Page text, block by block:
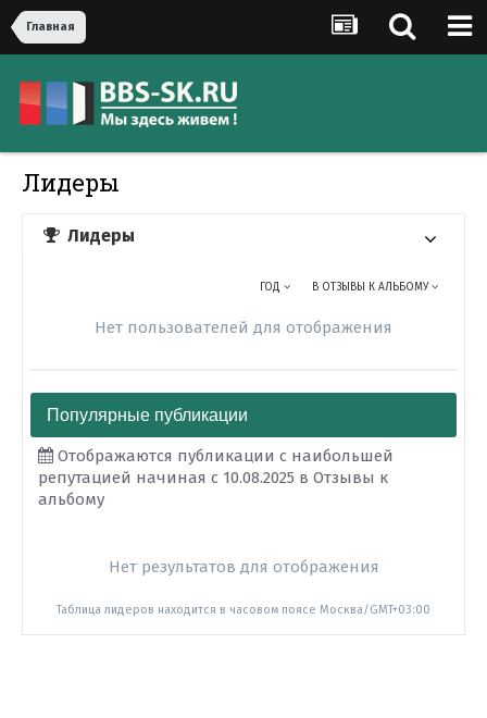
Главная
Лидеры
Лидеры
В ОТЗЫВЫ К АЛЬБОМУ
ГОД
Нет пользователей для отображения
Популярные публикации
Отображаются публикации с наибольшей
репутацией начиная с 10.08.2025 в Отзывы к
альбому
Нет результатов для отображения
Таблица лидеров находится в часовом поясе Москва/GMT+03:00